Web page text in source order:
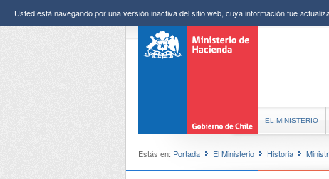
Usted está navegando por una versión inactiva del sitio web, cuya información fue
EL MINISTERIO
Estás en: Portada El Ministerio Historia